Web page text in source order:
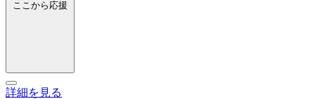
ここから応援
詳細を見る